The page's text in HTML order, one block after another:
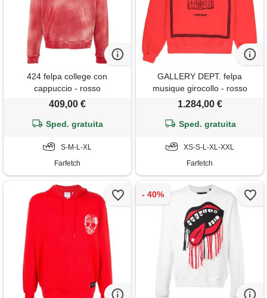
424 felpa college con
cappuccio - rosso
409,00 €
Sped. gratuita
S-M-L-XL
Farfetch
GALLERY DEPT. felpa
musique girocollo - rosso
1.284,00 €
Sped. gratuita
XS-S-L-XL-XXL
Farfetch